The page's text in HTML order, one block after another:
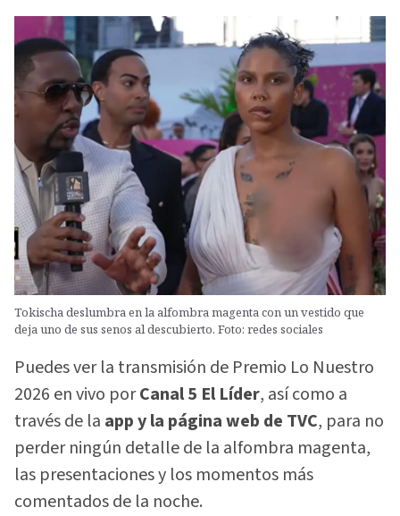
Tokischa deslumbra en la alfombra magenta con un vestido que
deja uno de sus senos al descubierto. Foto: redes sociales
Puedes ver la transmisión de Premio Lo Nuestro
2026 en vivo porCanal 5 El Líder, así como a
través de la app y la página web de TVC, para no
perder ningún detalle de la alfombra magenta,
las presentaciones y los momentos más
comentados de la noche.